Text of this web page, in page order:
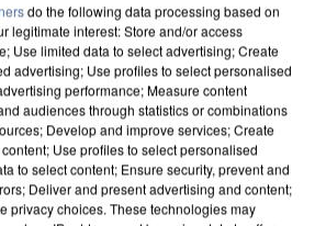
SUPPOSÉS DE LA DZ
EN ALGÉRIE
do the following data processing based on
legitimate interest: Store and/or access
Use limited data to select advertising; Create
advertising; Use profiles to select personalised
performance; Measure content
audiences through statistics or combinations
Develop and improve services; Create
Use profiles to select personalised
to select content; Ensure security, prevent and
Deliver and present advertising and content;
privacy choices. These technologies may